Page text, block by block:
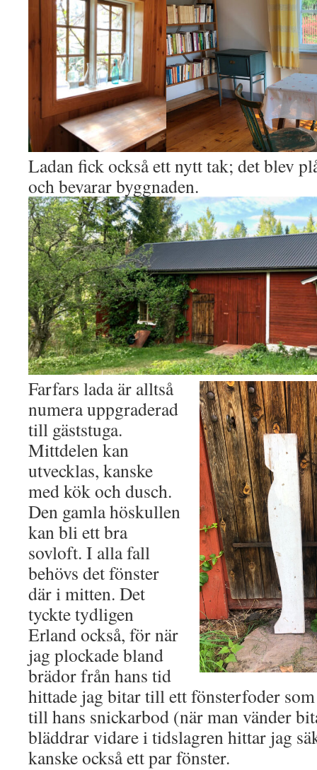
Ladan fick också ett nytt tak; det blev
och bevarar byggnaden.
Farfars lada är alltså
numera uppgraderad
till gäststuga.
Mittdelen kan
utvecklas, kanske
med kök och dusch.
Den gamla höskullen
kan bli ett bra
sovloft. I alla fall
behövs det fönster
där i mitten. Det
tyckte tydligen
Erland också, för när
jag plockade bland
brädor från hans tid
hittade jag bitar till ett fönsterfoder
till hans snickarbod (när man vänder
bläddrar vidare i tidslagren hittar jag
kanske också ett par fönster.